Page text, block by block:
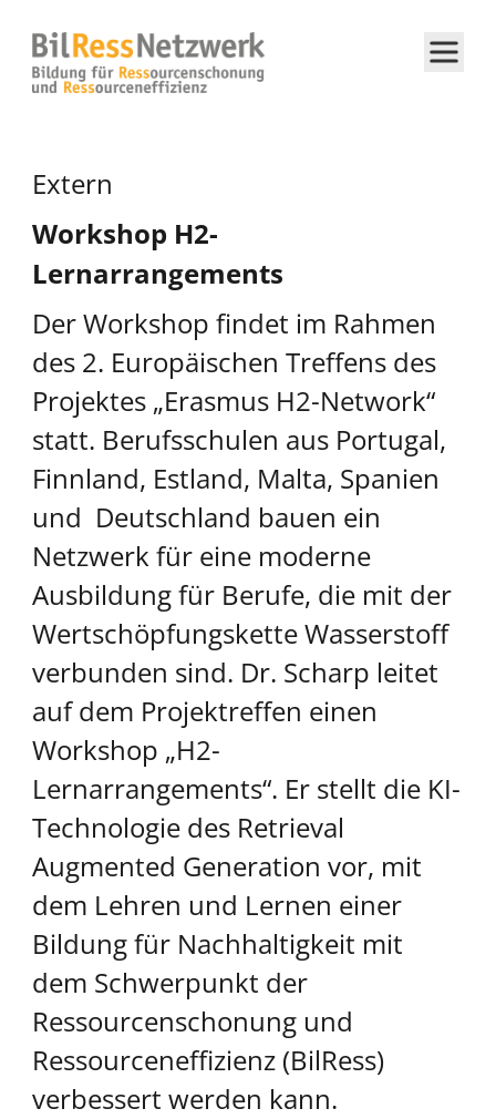
Extern
Workshop H2-
Lernarrangements
Der Workshop findet im Rahmen
des 2. Europäischen Treffens des
Projektes „Erasmus H2-Network“
statt. Berufsschulen aus Portugal,
Finnland, Estland, Malta, Spanien
und Deutschland bauen ein
Netzwerk für eine moderne
Ausbildung für Berufe, die mit der
Wertschöpfungskette Wasserstoff
verbunden sind. Dr. Scharp leitet
auf dem Projektreffen einen
Workshop „H2-
Lernarrangements“. Er stellt die KI-
Technologie des Retrieval
Augmented Generation vor, mit
dem Lehren und Lernen einer
Bildung für Nachhaltigkeit mit
dem Schwerpunkt der
Ressourcenschonung und
Ressourceneffizienz (BilRess)
verbessert werden kann.